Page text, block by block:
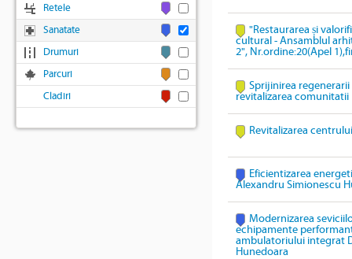
"Restaurarea și
cultural - Ansamblul
2", Nr.ordine:20(Apel
Sprijinirea
revitalizarea comunitatii
Revitalizarea
Eficientizarea
Alexandru Simionescu
Modernizarea
echipamente
ambulatoriului integrat
Hunedoara
Retele
Sanatate
Drumuri
Parcuri
Cladiri